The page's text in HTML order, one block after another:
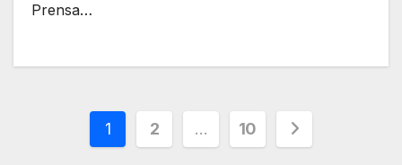
Prensa…
Paginación
1 2 … 10